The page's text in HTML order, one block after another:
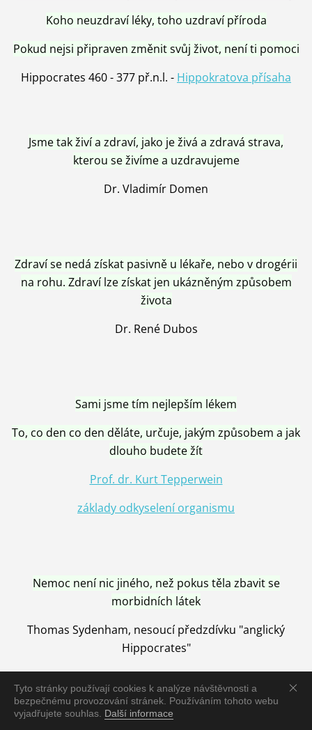
Tyto stránky používají cookies k analýze návštěvnosti a
bezpečnému provozování stránek. Používáním tohoto webu
vyjadřujete souhlas. Další informace
Koho neuzdraví léky, toho uzdraví příroda
Pokud nejsi připraven změnit svůj život, není ti pomoci
Hippocrates 460 - 377 př.n.l. - Hippokratova přísaha
Jsme tak živí a zdraví, jako je živá a zdravá strava,
kterou se živíme a uzdravujeme
Dr. Vladimír Domen
Zdraví se nedá získat pasivně u lékaře, nebo v drogérii
na rohu. Zdraví lze získat jen ukázněným způsobem
života
Dr. René Dubos
Sami jsme tím nejlepším lékem
To, co den co den děláte, určuje, jakým způsobem a jak
dlouho budete žít
Prof. dr. Kurt Tepperwein
základy odkyselení organismu
Nemoc není nic jiného, než pokus těla zbavit se
morbidních látek
Thomas Sydenham, nesoucí předzdívku "anglický
Hippocrates"
Nemoc je vyléčena jen pomocí Přírody, neutralizací a